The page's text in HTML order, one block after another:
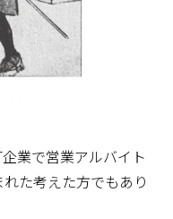
業で営業アルバイト
た考えた方でもあり